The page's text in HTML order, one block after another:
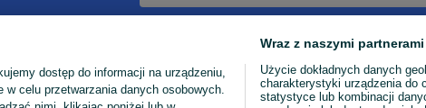
dostęp do informacji na urządzeniu,
celu przetwarzania danych osobowych.
Wraz z naszymi
Użycie dokładnych danych
charakterystyki urządzenia do
statystyce lub kombinacji